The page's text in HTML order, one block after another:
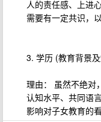
人的责任感、上进
需要有一定共识，
3. 学历 (教育背景
理由： 虽然不绝对
认知水平、共同语
影响对子女教育的看